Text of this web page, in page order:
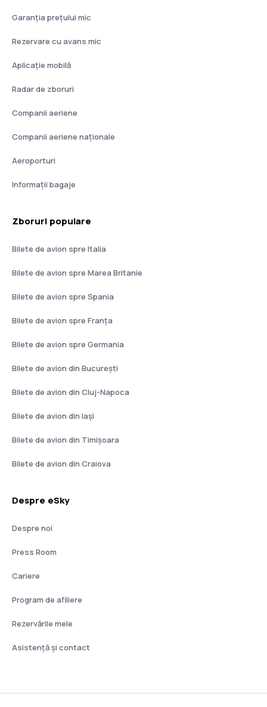
Garanția prețului mic
Rezervare cu avans mic
Aplicație mobilă
Radar de zboruri
Companii aeriene
Companii aeriene naţionale
Aeroporturi
Informații bagaje
Zboruri populare
Bilete de avion spre Italia
Bilete de avion spre Marea Britanie
Bilete de avion spre Spania
Bilete de avion spre Franţa
Bilete de avion spre Germania
Bilete de avion din București
Bilete de avion din Cluj-Napoca
Bilete de avion din Iași
Bilete de avion din Timișoara
Bilete de avion din Craiova
Despre eSky
Despre noi
Press Room
Cariere
Program de afiliere
Rezervările mele
Asistenţă şi contact